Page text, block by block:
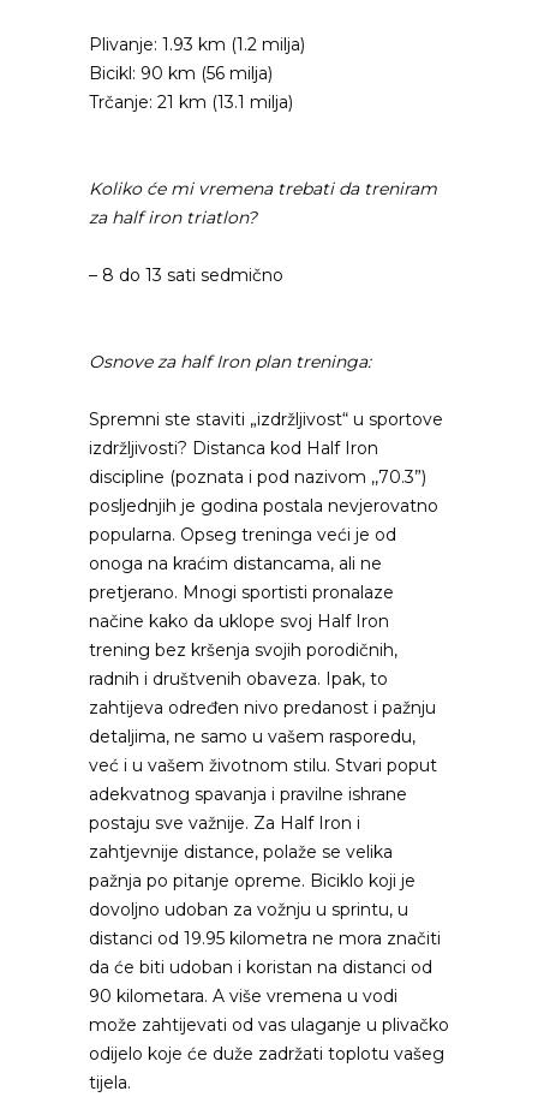
Plivanje: 1.93 km (1.2 milja)
Bicikl: 90 km (56 milja)
Trčanje: 21 km (13.1 milja)
Koliko će mi vremena trebati da treniram
za half iron triatlon?
– 8 do 13 sati sedmično
Osnove za half Iron plan treninga:
Spremni ste staviti „izdržljivost“ u sportove
izdržljivosti? Distanca kod Half Iron
discipline (poznata i pod nazivom ,,70.3”)
posljednjih je godina postala nevjerovatno
popularna. Opseg treninga veći je od
onoga na kraćim distancama, ali ne
pretjerano. Mnogi sportisti pronalaze
načine kako da uklope svoj Half Iron
trening bez kršenja svojih porodičnih,
radnih i društvenih obaveza. Ipak, to
zahtijeva određen nivo predanost i pažnju
detaljima, ne samo u vašem rasporedu,
već i u vašem životnom stilu. Stvari poput
adekvatnog spavanja i pravilne ishrane
postaju sve važnije. Za Half Iron i
zahtjevnije distance, polaže se velika
pažnja po pitanje opreme. Biciklo koji je
dovoljno udoban za vožnju u sprintu, u
distanci od 19.95 kilometra ne mora značiti
da će biti udoban i koristan na distanci od
90 kilometara. A više vremena u vodi
može zahtijevati od vas ulaganje u plivačko
odijelo koje će duže zadržati toplotu vašeg
tijela.